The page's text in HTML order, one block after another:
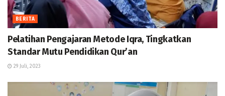
BERITA
Pelatihan Pengajaran Metode Iqra, Tingkatkan
Standar Mutu Pendidikan Qur’an
29 Juli, 2023